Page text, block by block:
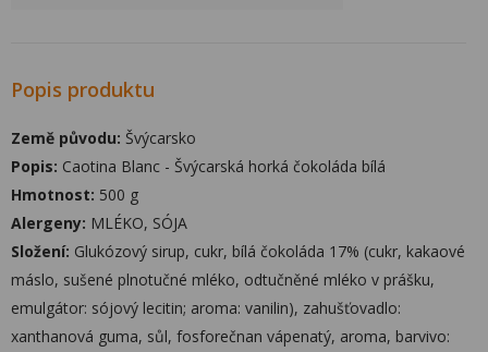
Popis produktu
Země původu: Švýcarsko
Popis: Caotina Blanc - Švýcarská horká čokoláda bílá
Hmotnost: 500 g
Alergeny: MLÉKO, SÓJA
Složení: Glukózový sirup, cukr, bílá čokoláda 17% (cukr, kakaové
máslo, sušené plnotučné mléko, odtučněné mléko v prášku,
emulgátor: sójový lecitin; aroma: vanilin), zahušťovadlo:
xanthanová guma, sůl, fosforečnan vápenatý, aroma, barvivo: